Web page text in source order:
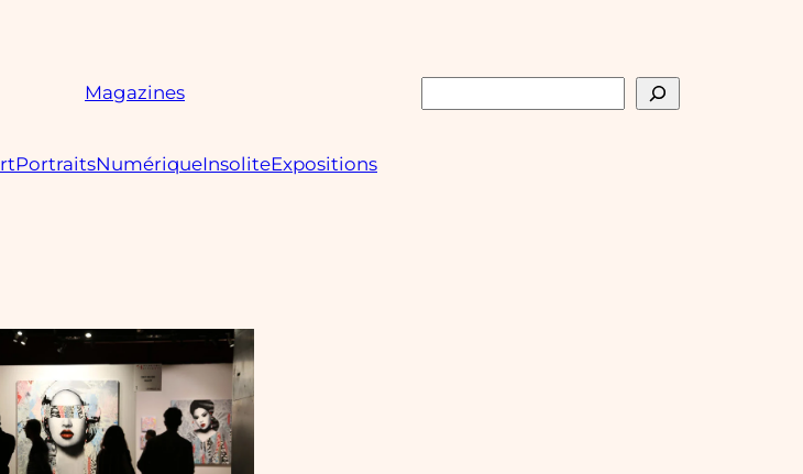
Magazines Rechercher
PortraitsNumériqueInsoliteExpositions